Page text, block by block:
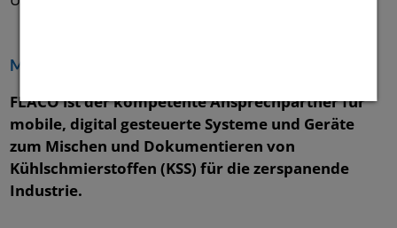
Misch- und Dosiersysteme für KSS
FLACO ist der kompetente Ansprechpartner für
mobile, digital gesteuerte Systeme und Geräte
zum Mischen und Dokumentieren von
Kühlschmierstoffen (KSS) für die zerspanende
Industrie.